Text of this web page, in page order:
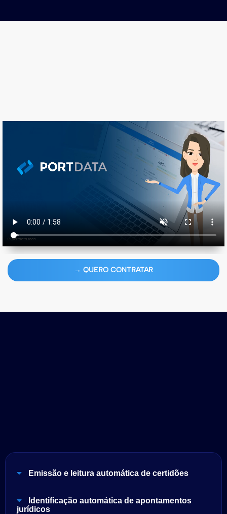
→ QUERO CONTRATAR
Emissão e leitura automática de certidões
Identificação automática de apontamentos
jurídicos